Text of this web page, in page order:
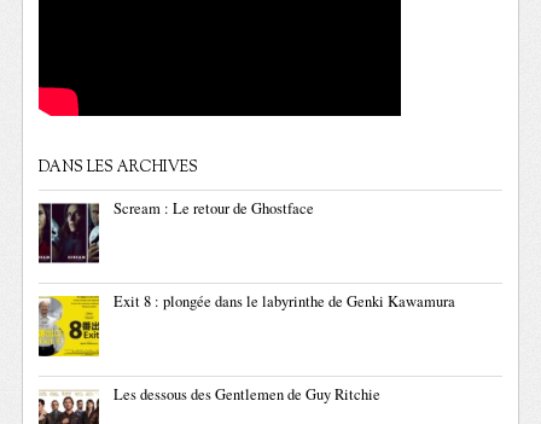
DANS LES ARCHIVES
Scream : Le retour de Ghostface
Exit 8 : plongée dans le labyrinthe de Genki Kawamura
Les dessous des Gentlemen de Guy Ritchie